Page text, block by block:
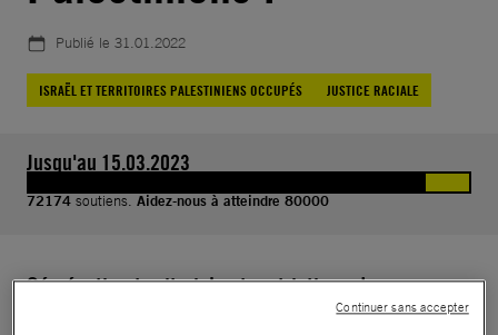
Publié le 31.01.2022
ISRAËL ET TERRITOIRES PALESTINIENS OCCUPÉS JUSTICE RACIALE
Jusqu'au 15.03.2023
72174 soutiens. Aidez-nous à atteindre 80000
Ségrégation territoriale et restrictions de
mouvement, saisies massives de biens fonciers et
Continuer sans accepter